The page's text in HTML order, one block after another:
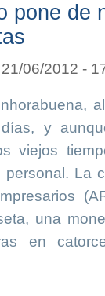
pone de
06/2012 -
y
viejos
La
una
en